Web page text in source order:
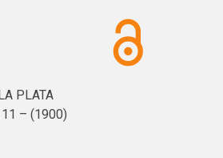
PLATA
– (1900)